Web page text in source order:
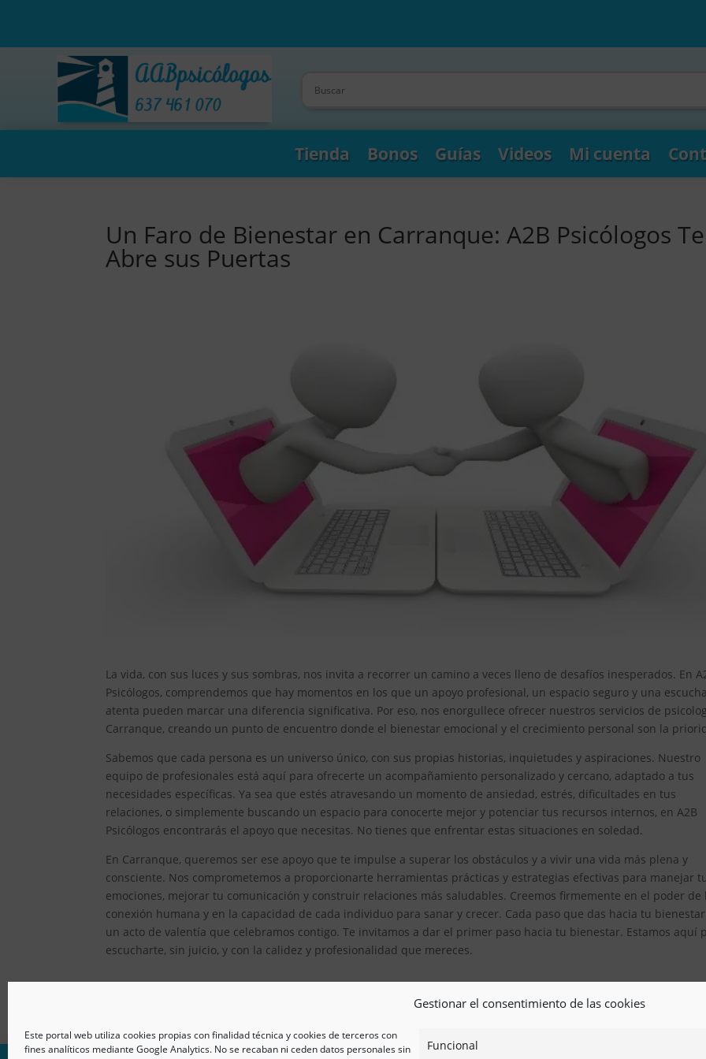
Gestionar el consentimiento de las cookies
Este portal web utiliza cookies propias con finalidad técnica y cookies de terceros con
fines analíticos mediante Google Analytics. No se recaban ni ceden datos personales sin
Funcional
Tienda Bonos Guías Videos Mi cuenta
Un Faro de Bienestar en Carranque: A2B Psicólogos Te
Abre sus Puertas
La vida, con sus luces y sus sombras, nos invita a recorrer un camino a veces lleno de desafíos inesperados. En
Psicólogos, comprendemos que hay momentos en los que un apoyo profesional, un espacio seguro y una
atenta pueden marcar una diferencia significativa. Por eso, nos enorgullece ofrecer nuestros servicios de
Carranque, creando un punto de encuentro donde el bienestar emocional y el crecimiento personal son la
Sabemos que cada persona es un universo único, con sus propias historias, inquietudes y aspiraciones. Nuestro
equipo de profesionales está aquí para ofrecerte un acompañamiento personalizado y cercano, adaptado a tus
necesidades específicas. Ya sea que estés atravesando un momento de ansiedad, estrés, dificultades en tus
relaciones, o simplemente buscando un espacio para conocerte mejor y potenciar tus recursos internos, en A2B
Psicólogos encontrarás el apoyo que necesitas. No tienes que enfrentar estas situaciones en soledad.
En Carranque, queremos ser ese apoyo que te impulse a superar los obstáculos y a vivir una vida más plena y
consciente. Nos comprometemos a proporcionarte herramientas prácticas y estrategias efectivas para manejar
emociones, mejorar tu comunicación y construir relaciones más saludables. Creemos firmemente en el poder de
conexión humana y en la capacidad de cada individuo para sanar y crecer. Cada paso que das hacia tu
un acto de valentía que celebramos contigo. Te invitamos a dar el primer paso hacia tu bienestar. Estamos aquí
escucharte, sin juicio, y con la calidez y profesionalidad que mereces.